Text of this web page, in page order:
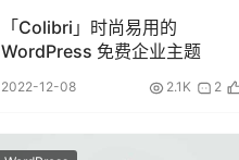
「Colibri」时尚易用的
WordPress 免费企业主题
2022-12-08 2.1K 2